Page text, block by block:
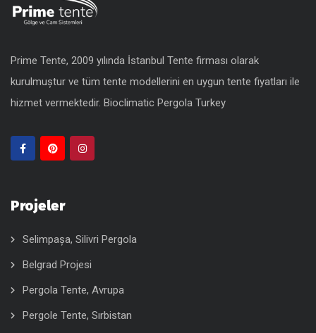
Prime Tente, 2009 yılında İstanbul Tente firması olarak
kurulmuştur ve tüm tente modellerini en uygun tente fiyatları ile
hizmet vermektedir. Bioclimatic Pergola Turkey
Projeler
Selimpaşa, Silivri Pergola
Belgrad Projesi
Pergola Tente, Avrupa
Pergole Tente, Sırbistan